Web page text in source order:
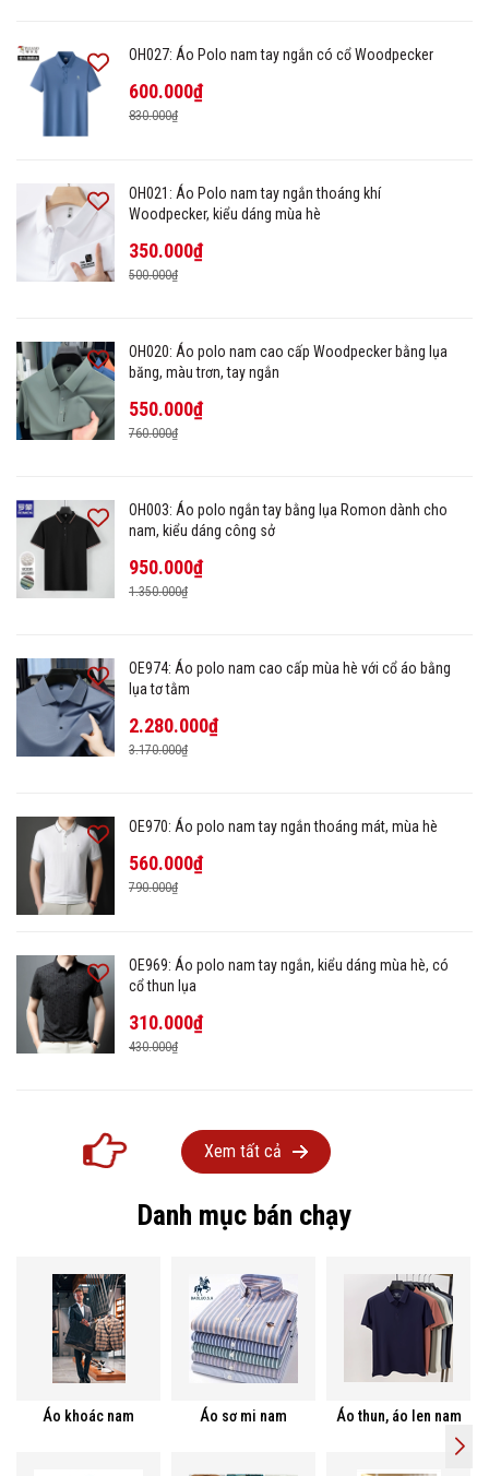
OH027: Áo Polo nam tay ngắn có cổ Woodpecker
600.000₫
830.000₫
OH021: Áo Polo nam tay ngắn thoáng khí
Woodpecker, kiểu dáng mùa hè
350.000₫
500.000₫
OH020: Áo polo nam cao cấp Woodpecker bằng lụa
băng, màu trơn, tay ngắn
550.000₫
760.000₫
OH003: Áo polo ngắn tay bằng lụa Romon dành cho
nam, kiểu dáng công sở
950.000₫
1.350.000₫
OE974: Áo polo nam cao cấp mùa hè với cổ áo bằng
lụa tơ tằm
2.280.000₫
3.170.000₫
OE970: Áo polo nam tay ngắn thoáng mát, mùa hè
560.000₫
790.000₫
OE969: Áo polo nam tay ngắn, kiểu dáng mùa hè, có
cổ thun lụa
310.000₫
430.000₫
Xem tất cả
Danh mục bán chạy
Áo khoác nam Áo sơ mi nam Áo thun, áo len nam